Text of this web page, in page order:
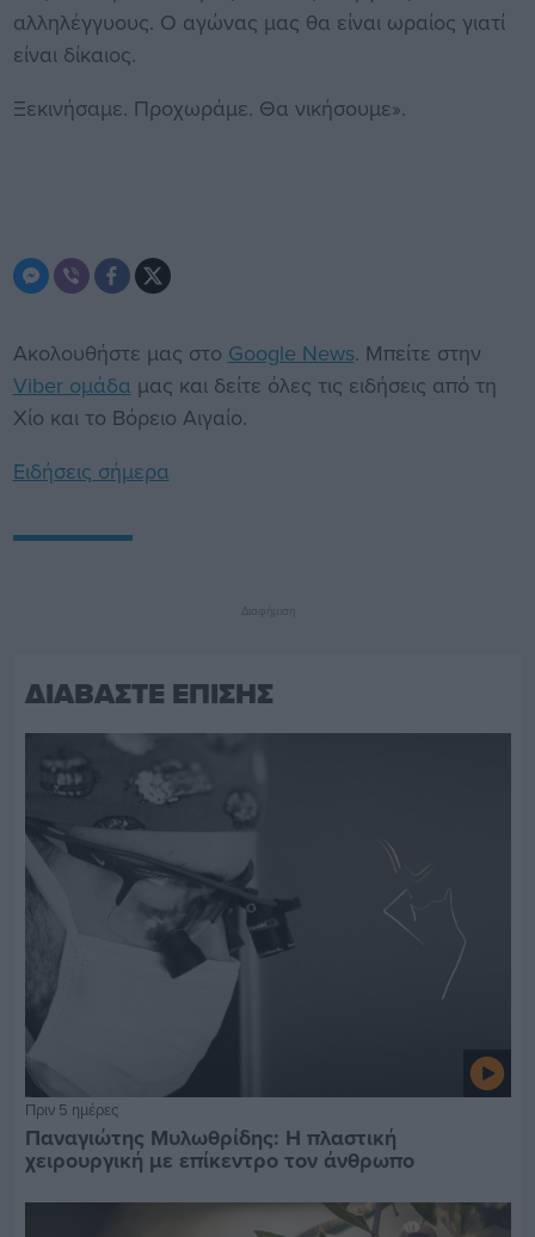
αλληλέγγυους. Ο αγώνας μας θα είναι ωραίος γιατί
είναι δίκαιος.
Ξεκινήσαμε. Προχωράμε. Θα νικήσουμε».
Ακολουθήστε μας στο Google News. Μπείτε στην
Viber ομάδα μας και δείτε όλες τις ειδήσεις από τη
Χίο και το Βόρειο Αιγαίο.
Ειδήσεις σήμερα
Διαφήμιση
ΔΙΑΒΑΣΤΕ ΕΠΙΣΗΣ
Πριν 5 ημέρες
Παναγιώτης Μυλωθρίδης: Η πλαστική
χειρουργική με επίκεντρο τον άνθρωπο